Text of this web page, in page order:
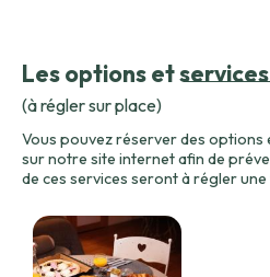
Les options et
(à régler sur place)
Vous pouvez réserver des
sur notre site internet afin de
de ces services seront à régler